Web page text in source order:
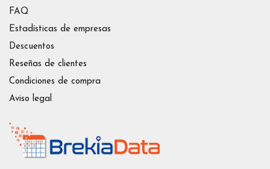
FAQ
Estadísticas de empresas
Descuentos
Reseñas de clientes
Condiciones de compra
Aviso legal